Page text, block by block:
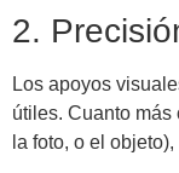
2.
Los apoyos
útiles. Cuanto más
la foto, o el